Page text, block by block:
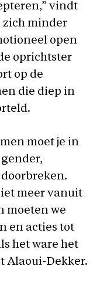
vindt
zich minder
open
oprichtster
op de
die diep in
moet je in
meer vanuit
moeten we
en acties tot
het ware het
Alaoui-Dekker.